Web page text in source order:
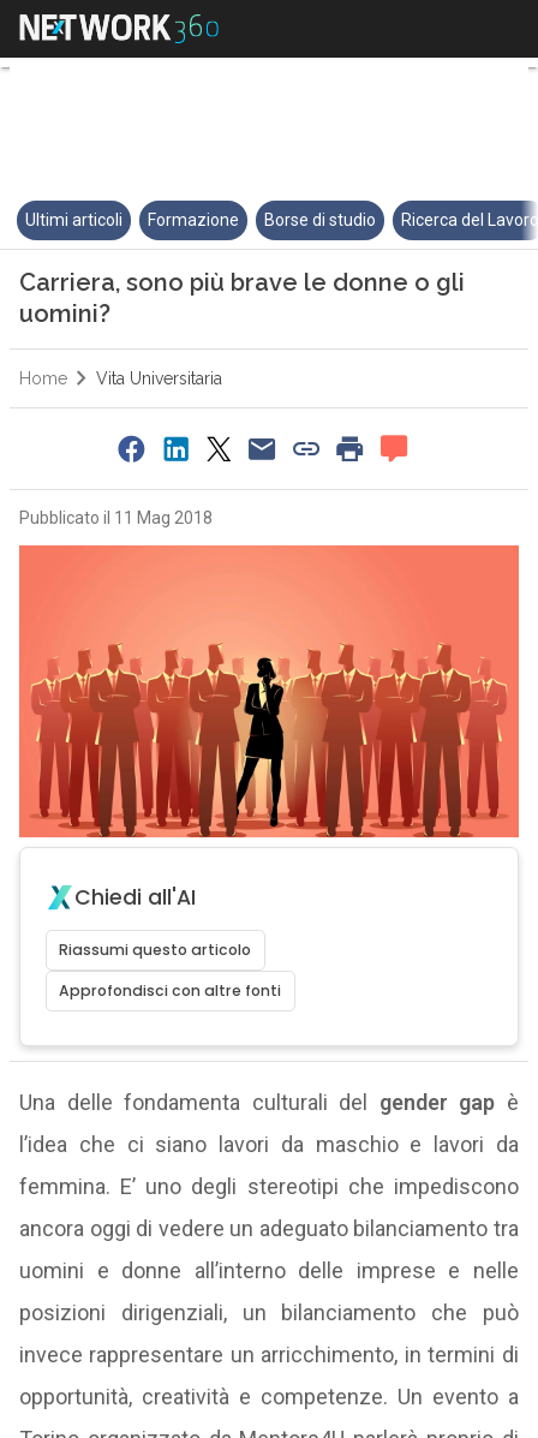
Carriera, sono più brave le
Ultimi articoli Formazione Borse di studio Ricerca del
Carriera, sono più brave le donne o gli
uomini?
Home Vita Universitaria
Pubblicato il 11 Mag 2018
Chiedi all'AI
Riassumi questo articolo
Approfondisci con altre fonti
Una delle fondamenta culturali del gender gap è
l’idea che ci siano lavori da maschio e lavori da
femmina. E’ uno degli stereotipi che impediscono
ancora oggi di vedere un adeguato bilanciamento tra
uomini e donne all’interno delle imprese e nelle
posizioni dirigenziali, un bilanciamento che può
invece rappresentare un arricchimento, in termini di
opportunità, creatività e competenze. Un evento a